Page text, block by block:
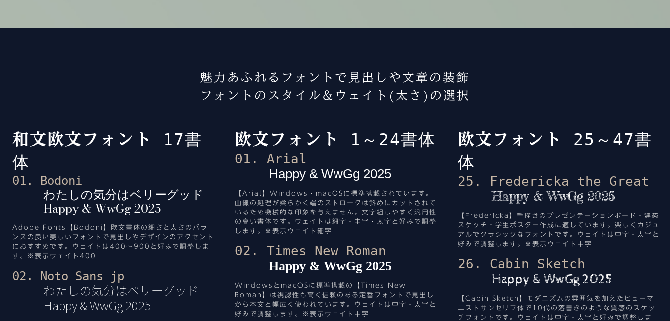
魅力あふれるフォントで見出しや文章の装飾
フォントのスタイル＆ウェイト(太さ)の選択
和文欧文フォント
17書
体
01. Bodoni
わたしの気分はベリーグッド
Happy & WwGg 2025
Adobe Fonts【Bodoni】欧文書体の細さと太さのバラ
ンスの良い美しいフォントで見出しやデザインのアクセント
におすすめです。ウェイトは400～900と好みで調整しま
す。※表示ウェイト400
02. Noto Sans jp
わたしの気分はベリーグッド
Happy & WwGg 2025
欧文フォント 1～24書体
01. Arial
Happy & WwGg 2025
【Arial】Windows・macOSに標準搭載されています。
曲線の処理が柔らかく端のストロークは斜めにカットされて
いるため機械的な印象を与えません。文字組しやすく汎用性
の高い書体です。ウェイトは細字・中字・太字と好みで調整
します。※表示ウェイト細字
02. Times New Roman
Happy & WwGg 2025
WindowsとmacOSに標準搭載の【Times New
Roman】は視認性も高く信頼のある定番フォントで見出し
から本文と幅広く使われています。ウェイトは中字・太字と
好みで調整します。※表示ウェイト中字
欧文フォント
25～47書
体
25. Fredericka the Great
Happy & WwGg 2025
【Fredericka】手描きのプレゼンテーションボード・建築
スケッチ・学生ポスター作成に適しています。楽しくカジュ
アルでクラシックなフォントです。ウェイトは中字・太字と
好みで調整します。※表示ウェイト中字
26. Cabin Sketch
Happy & WwGg 2025
【Cabin Sketch】モダニズムの雰囲気を加えたヒューマ
ニストサンセリフ体で10代の落書きのような質感のスケッ
チフォントです。ウェイトは中字・太字と好みで調整しま